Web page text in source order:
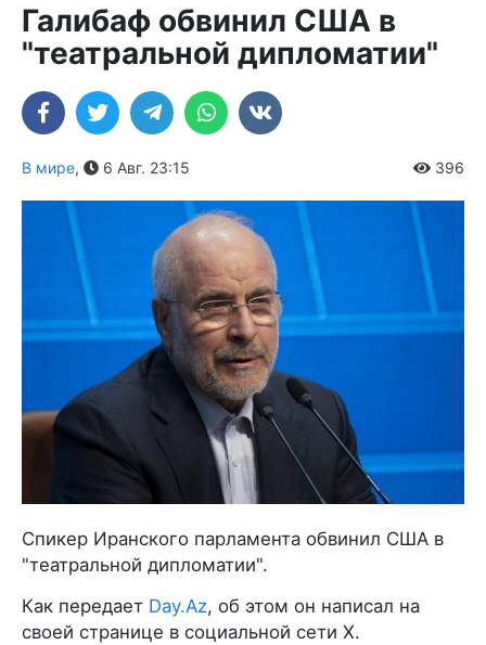
Галибаф обвинил США в
"театральной дипломатии"
В мире, 6 Авг. 23:15 396
Спикер Иранского парламента обвинил США в
"театральной дипломатии".
Как передает Day.Az, об этом он написал на
своей странице в социальной сети X.